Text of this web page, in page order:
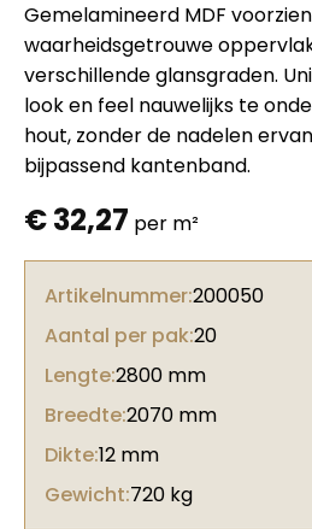
Gemelamineerd MDF
waarheidsgetrouwe
verschillende glansgraden.
look en feel nauwelijks te
hout, zonder de nadelen
bijpassend kantenband.
€32,27 per m²
Artikelnummer:200050
Aantal per pak:20
Lengte:2800 mm
Breedte:2070 mm
Dikte:12 mm
Gewicht:720 kg